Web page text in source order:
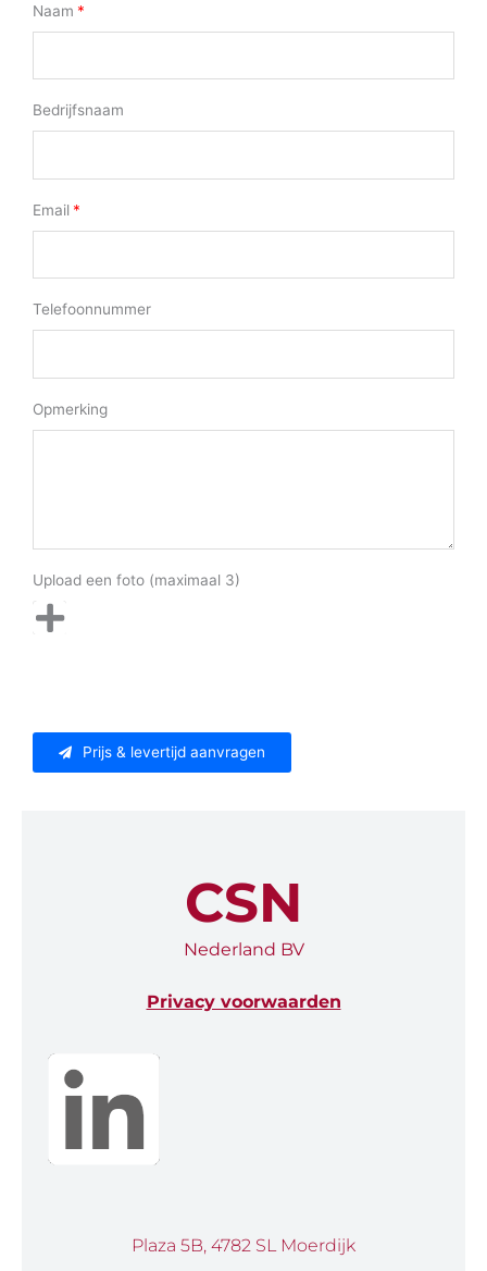
Naam
Bedrijfsnaam
Email
Telefoonnummer
Opmerking
Upload een foto (maximaal 3)
Prijs & levertijd aanvragen
CSN
Nederland BV
Privacy voorwaarden
Plaza 5B, 4782 SL Moerdijk